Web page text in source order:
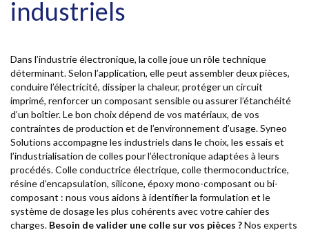
industriels
Dans l’industrie électronique, la colle joue un rôle technique
déterminant. Selon l’application, elle peut assembler deux pièces,
conduire l’électricité, dissiper la chaleur, protéger un circuit
imprimé, renforcer un composant sensible ou assurer l’étanchéité
d’un boîtier. Le bon choix dépend de vos matériaux, de vos
contraintes de production et de l’environnement d’usage. Syneo
Solutions accompagne les industriels dans le choix, les essais et
l’industrialisation de colles pour l’électronique adaptées à leurs
procédés. Colle conductrice électrique, colle thermoconductrice,
résine d’encapsulation, silicone, époxy mono-composant ou bi-
composant : nous vous aidons à identifier la formulation et le
système de dosage les plus cohérents avec votre cahier des
charges. Besoin de valider une colle sur vos pièces ?Nos experts